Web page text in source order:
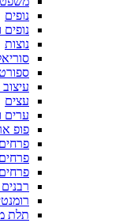
נופים
נוצות
עיצוב
עצים
ערים
פופ
פרחים
תלת